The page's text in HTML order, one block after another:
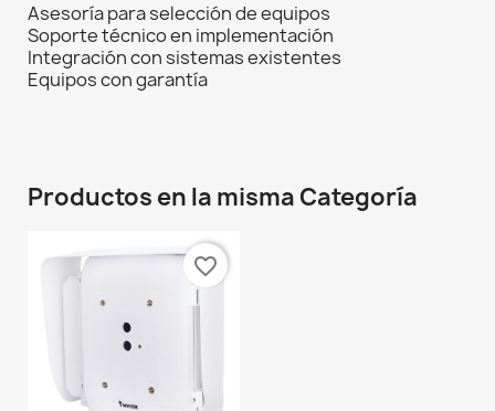
Asesoría para selección de equipos
Soporte técnico en implementación
Integración con sistemas existentes
Equipos con garantía
Productos en la misma Categoría
favorite_border